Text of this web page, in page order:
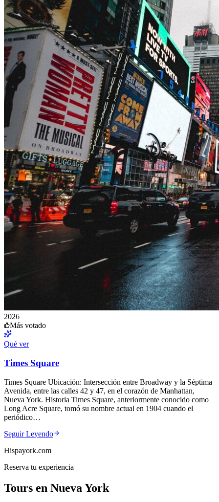
2026
Más votado
Qué ver
Times Square
Times Square Ubicación: Intersección entre Broadway y la Séptima
Avenida, entre las calles 42 y 47, en el corazón de Manhattan,
Nueva York. Historia Times Square, anteriormente conocido como
Long Acre Square, tomó su nombre actual en 1904 cuando el
periódico…
Seguir Leyendo
Hispayork.com
Reserva tu experiencia
Tours en Nueva York